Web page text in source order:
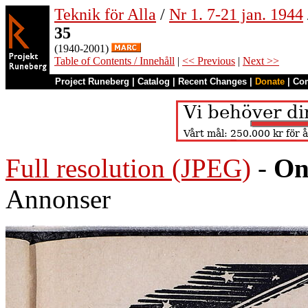
Teknik för Alla / Nr 1. 7-21 jan. 1944
35
(1940-2001)
Table of Contents / Innehåll | << Previous | Next >>
Project Runeberg Catalog Recent Changes Donate
Full resolution (JPEG) -
Annonser